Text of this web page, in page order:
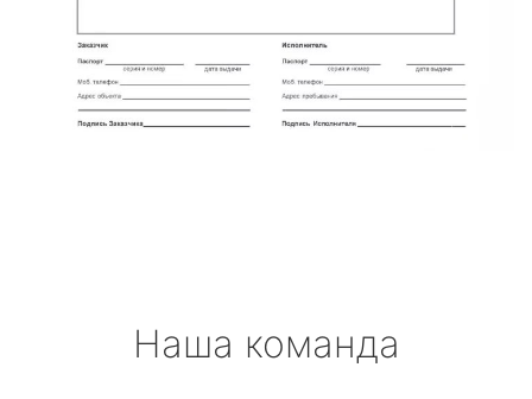
Наша команда